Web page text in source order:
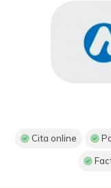
Cita online